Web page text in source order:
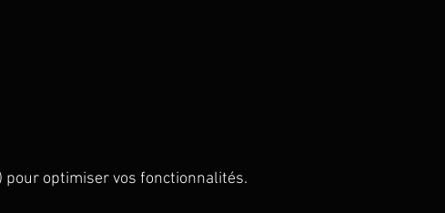
pour optimiser vos fonctionnalités.